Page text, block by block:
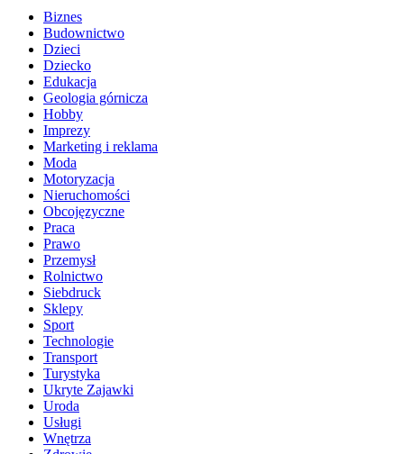
Biznes
Budownictwo
Dzieci
Dziecko
Edukacja
Geologia górnicza
Hobby
Imprezy
Marketing i reklama
Moda
Motoryzacja
Nieruchomości
Obcojęzyczne
Praca
Prawo
Przemysł
Rolnictwo
Siebdruck
Sklepy
Sport
Technologie
Transport
Turystyka
Ukryte Zajawki
Uroda
Usługi
Wnętrza